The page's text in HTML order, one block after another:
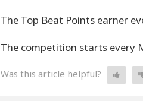
The Top Beat Points earner
The competition starts every
Was this article helpful?